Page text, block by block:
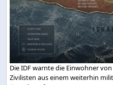
Die IDF warnte die Einwohner
Zivilisten aus einem weiterhin